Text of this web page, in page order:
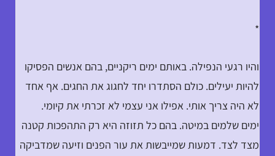
*
והיו רגעי הנפילה. באותם ימים ריקניים, בהם אנשים הפסיקו
להיות יעילים. כולם הסתדרו יחד לחגוג את החגים. אף אחד
לא היה צריך אותי. אפילו אני עצמי לא זכרתי את קיומי.
ימים שלמים במיטה. בהם כל תזוזה היא רק התהפכות קטנה
מצד לצד. דמעות שמייבשות את עור הפנים וזיעה שמדביקה